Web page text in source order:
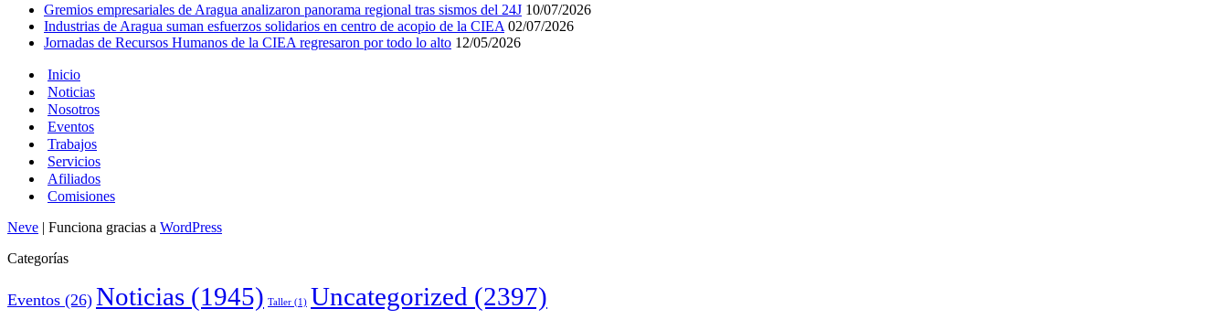
Gremios empresariales de Aragua analizaron panorama regional tras sismos del 24J 10/07/2026
Industrias de Aragua suman esfuerzos solidarios en centro de acopio de la CIEA 02/07/2026
Jornadas de Recursos Humanos de la CIEA regresaron por todo lo alto 12/05/2026
Inicio
Noticias
Nosotros
Eventos
Trabajos
Servicios
Afiliados
Comisiones
Neve | Funciona gracias a WordPress
Categorías
Eventos (26) Noticias (1945) Taller (1) Uncategorized (2397)